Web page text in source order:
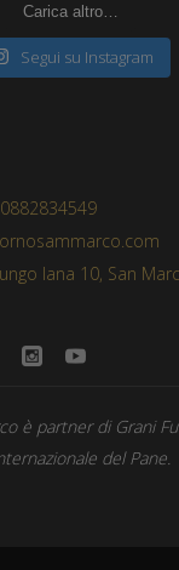
Carica altro…
Segui su Instagram
Iana 10, San
è partner di Grani
del Pane.